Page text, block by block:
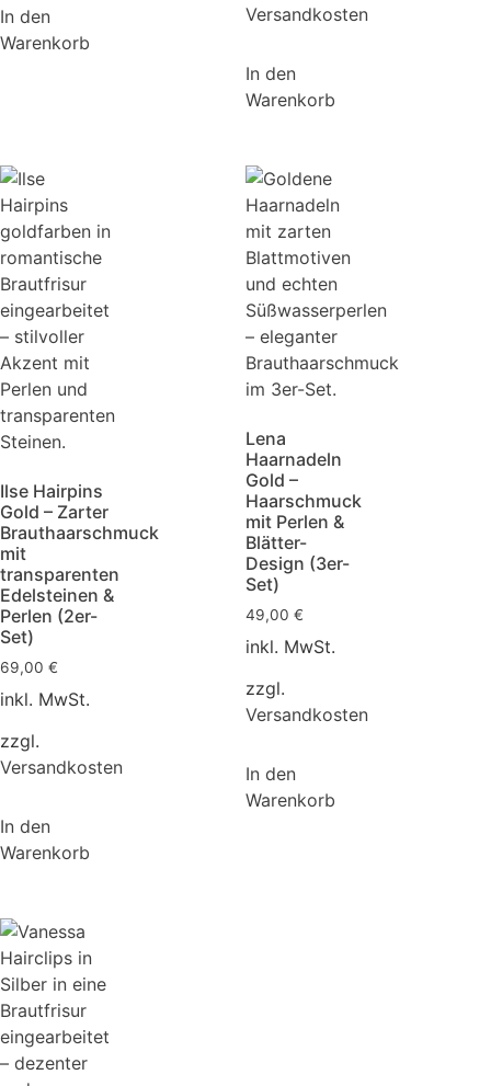
In den
Warenkorb
Versandkosten
In den
Warenkorb
Ilse Hairpins
Gold – Zarter
Brauthaarschmuck
mit
transparenten
Edelsteinen &
Perlen (2er-
Set)
69,00 €
inkl. MwSt.
zzgl.
Versandkosten
In den
Warenkorb
Lena
Haarnadeln
Gold –
Haarschmuck
mit Perlen &
Blätter-
Design (3er-
Set)
49,00 €
inkl. MwSt.
zzgl.
Versandkosten
In den
Warenkorb